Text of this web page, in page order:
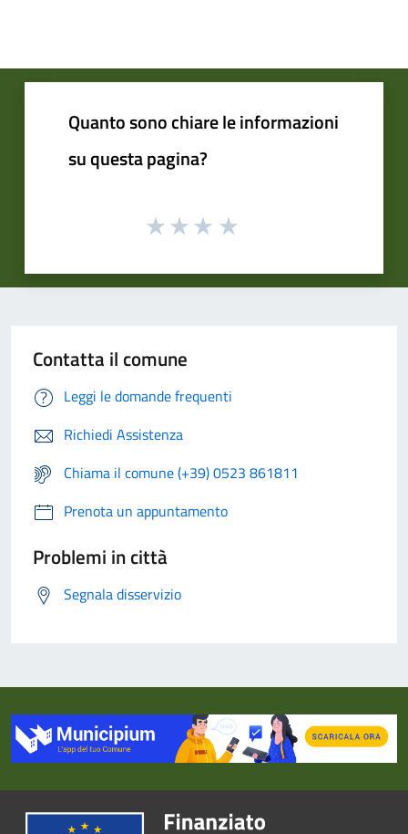
Quanto sono chiare le informazioni
su questa pagina?
Contatta il comune
Leggi le domande frequenti
Richiedi Assistenza
Chiama il comune (+39) 0523 861811
Prenota un appuntamento
Problemi in città
Segnala disservizio